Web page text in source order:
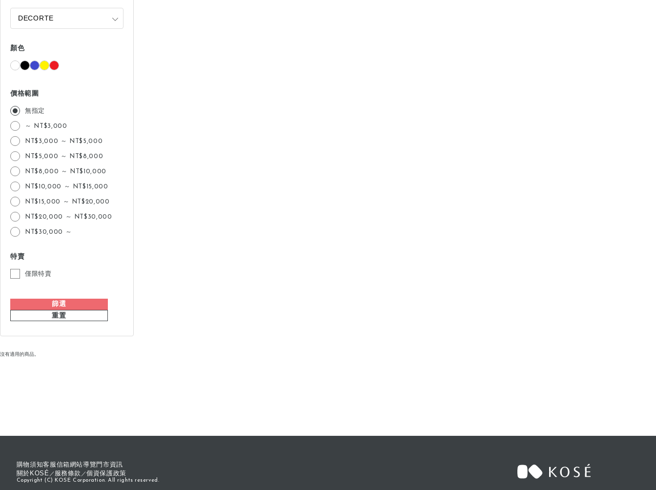
顏色
價格範圍
無指定
～ NT$3,000
NT$3,000 ～ NT$5,000
NT$5,000 ～ NT$8,000
NT$8,000 ～ NT$10,000
NT$10,000 ～ NT$15,000
NT$15,000 ～ NT$20,000
NT$20,000 ～ NT$30,000
NT$30,000 ～
特賣
僅限特賣
篩選
重置
沒有適用的商品。
購物須知客服信箱網站導覽 門市資訊
關於KOSÉ
服務條款 個資保護政策
Copyright (C) KOSE Corporation. All rights reserved.